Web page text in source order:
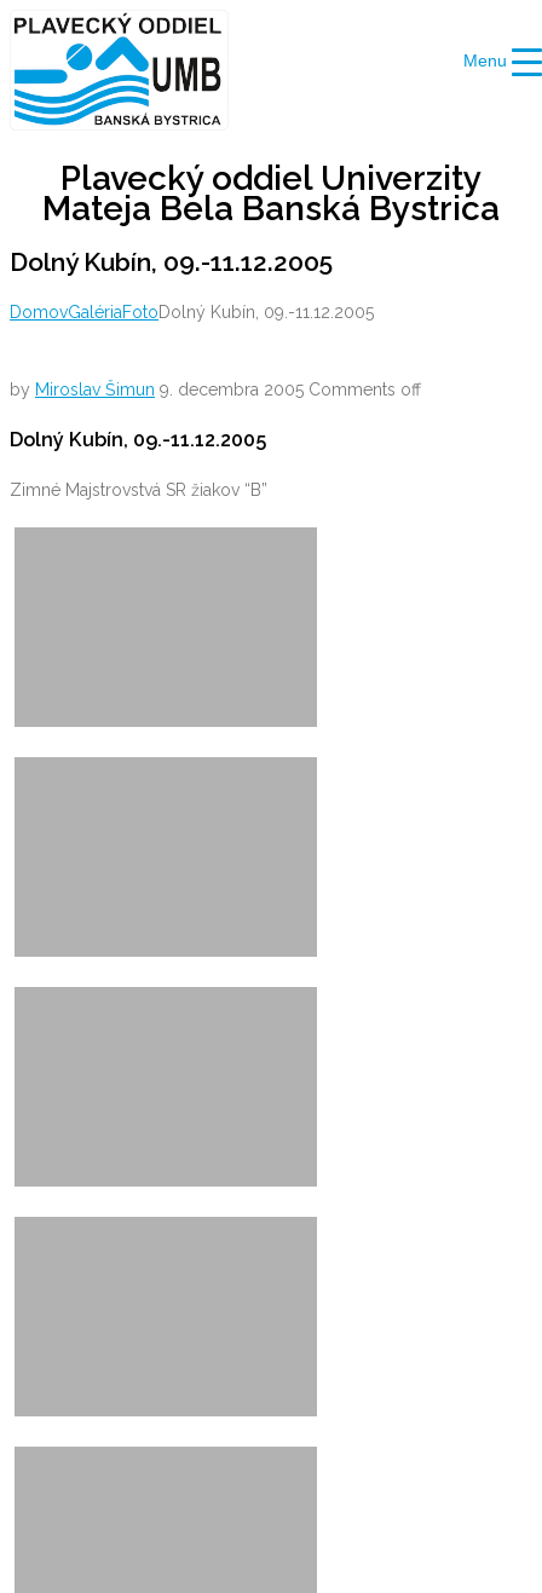
Skip
content
Plavecký oddiel Univerzity
Mateja Bela Banská Bystrica
Dolný Kubín, 09.-11.12.2005
DomovGalériaFotoDolný Kubín, 09.-11.12.2005
by Miroslav Šimun 9. decembra 2005 Comments off
Dolný Kubín, 09.-11.12.2005
Zimné Majstrovstvá SR žiakov “B”
Menu